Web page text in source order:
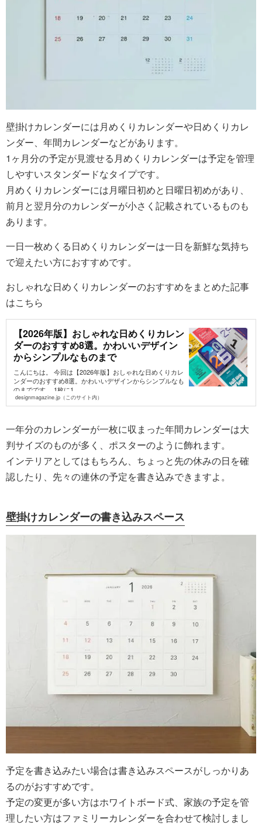
壁掛けカレンダーには月めくりカレンダーや日めくりカレ
ンダー、年間カレンダーなどがあります。
1ヶ月分の予定が見渡せる月めくりカレンダーは予定を管理
しやすいスタンダードなタイプです。
月めくりカレンダーには月曜日初めと日曜日初めがあり、
前月と翌月分のカレンダーが小さく記載されているものも
あります。
一日一枚めくる日めくりカレンダーは一日を新鮮な気持ち
で迎えたい方におすすめです。
おしゃれな日めくりカレンダーのおすすめをまとめた記事
はこちら
【2026年版】おしゃれな日めくりカレン
ダーのおすすめ8選。かわいいデザイン
からシンプルなものまで
こんにちは。 今回は【2026年版】おしゃれな日めくりカレ
ンダーのおすすめ8選。かわいいデザインからシンプルなも
のまでです。 1枚に1...
designmagazine.jp（このサイト内）
一年分のカレンダーが一枚に収まった年間カレンダーは大
判サイズのものが多く、ポスターのように飾れます。
インテリアとしてはもちろん、ちょっと先の休みの日を確
認したり、先々の連休の予定を書き込みできますよ。
壁掛けカレンダーの書き込みスペース
予定を書き込みたい場合は書き込みスペースがしっかりあ
るのがおすすめです。
予定の変更が多い方はホワイトボード式、家族の予定を管
理したい方はファミリーカレンダーを合わせて検討しまし